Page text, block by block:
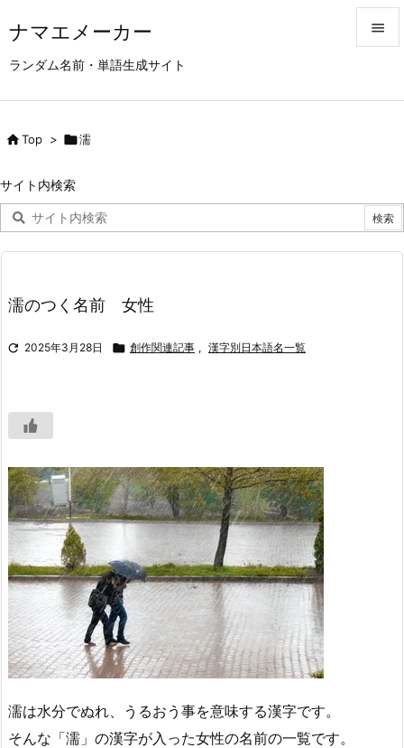
ナマエメーカー
ランダム名前・単語生成サイト


次へ

Top > 濡
サイト内検索
濡のつく名前 女性
 2025年3月28日  創作関連記事 , 漢字別日本語名一覧
濡は水分でぬれ、うるおう事を意味する漢字です。
そんな「濡」の漢字が入った女性の名前の一覧です。